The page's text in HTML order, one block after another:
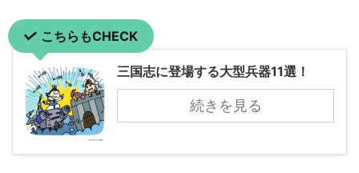
こちらもCHECK
三国志に登場する大型兵器11選！
続きを見る